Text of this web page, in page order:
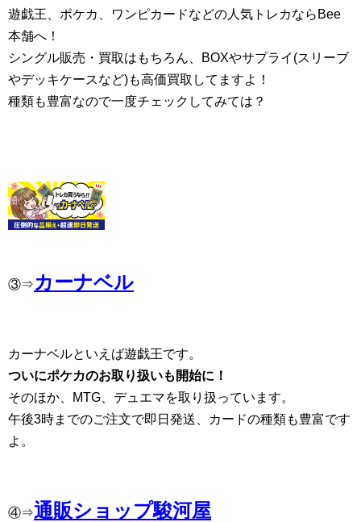
遊戯王、ポケカ、ワンピカードなどの人気トレカならBee
本舗へ！
シングル販売・買取はもちろん、BOXやサプライ(スリーブ
やデッキケースなど)も高価買取してますよ！
種類も豊富なので一度チェックしてみては？
③⇒ カーナベル
カーナベルといえば遊戯王です。
ついにポケカのお取り扱いも開始に！
そのほか、MTG、デュエマを取り扱っています。
午後3時までのご注文で即日発送、カードの種類も豊富です
よ。
④⇒通販ショップ駿河屋